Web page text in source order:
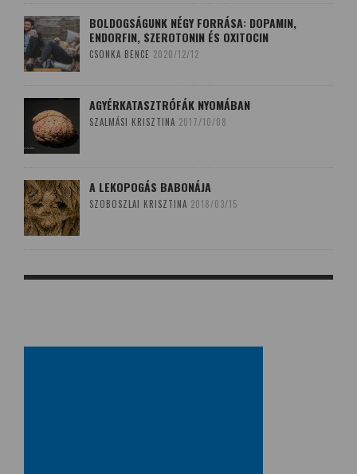
BOLDOGSÁGUNK NÉGY FORRÁSA: DOPAMIN,
ENDORFIN, SZEROTONIN ÉS OXITOCIN
CSONKA BENCE 2020/12/12
AGYÉRKATASZTRÓFÁK NYOMÁBAN
SZALMÁSI KRISZTINA 2017/10/08
A LEKOPOGÁS BABONÁJA
SZOBOSZLAI KRISZTINA 2018/03/15